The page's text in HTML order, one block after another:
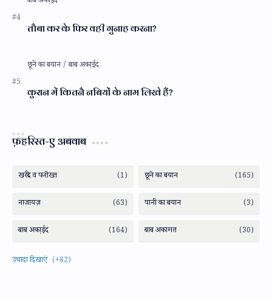
तौबा कर के फिर वही गुनाह करना?
कुरान में कितनै नबियों के नाम लिखे हैं?
फ़हरिस्त-ए अबवाब